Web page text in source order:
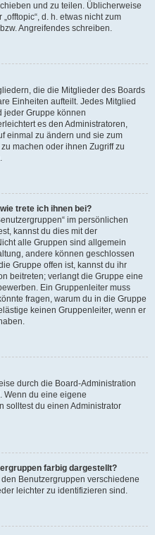
und zu teilen. Üblicherweise
d. h. etwas nicht zum
Angreifendes schreiben.
die die Mitglieder des Boards
Einheiten aufteilt. Jedes Mitglied
jeder Gruppe können
es den Administratoren,
einmal zu ändern und sie zum
machen oder ihnen Zugriff zu
trete ich ihnen bei?
im persönlichen
kannst du dies mit der
alle Gruppen sind allgemein
andere können geschlossen
Gruppe offen ist, kannst du ihr
beitreten; verlangt die Gruppe eine
Ein Gruppenleiter muss
fragen, warum du in die Gruppe
keinen Gruppenleiter, wenn er
durch die Board-Administration
Wenn du eine eigene
solltest du einen Administrator
farbig dargestellt?
Benutzergruppen verschiedene
leichter zu identifizieren sind.